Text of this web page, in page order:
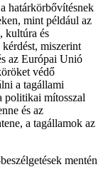
határkörbővítésnek
mint például az
kultúra és
miszerint
az Európai Unió
védő
a tagállami
politikai mítosszal
és az
a tagállamok az
mentén